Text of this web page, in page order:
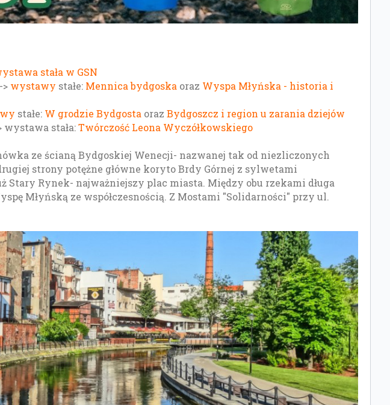
stała w GSN
wystawy stałe: Mennica bydgoska oraz Wyspa Młyńska - historia i
stałe: W grodzie Bydgosta orazBydgoszcz i region u zarania dziejów
wystawa stała:Twórczość Leona Wyczółkowskiego
ze ścianą Bydgoskiej Wenecji- nazwanej tak od niezliczonych
strony potężne główne koryto Brdy Górnej z sylwetami
Stary Rynek- najważniejszy plac miasta. Między obu rzekami długa
Młyńską ze współczesnością. Z Mostami "Solidarności" przy ul.